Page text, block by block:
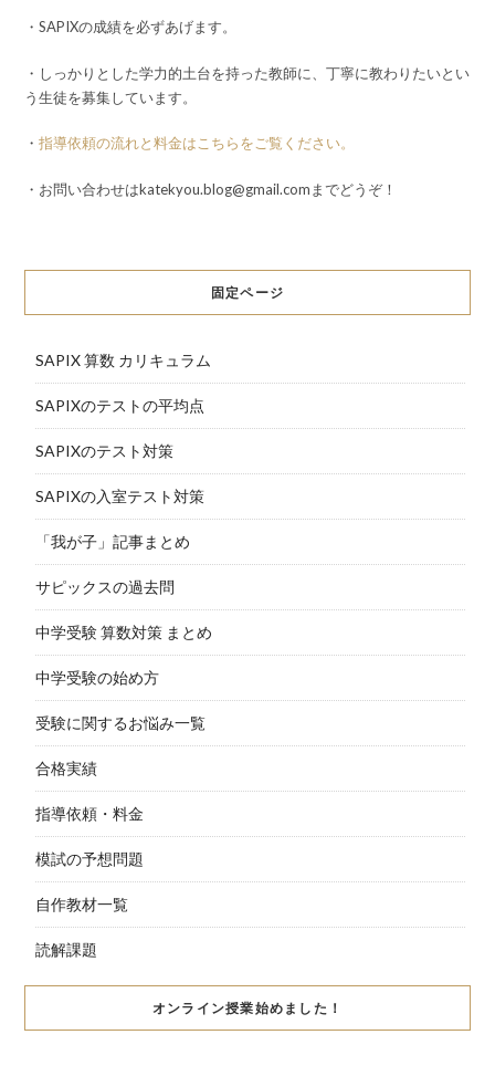
・SAPIXの成績を必ずあげます。
・しっかりとした学力的土台を持った教師に、丁寧に教わりたいとい
う生徒を募集しています。
・ 指導依頼の流れと料金はこちらをご覧ください。
・お問い合わせはkatekyou.blog@gmail.comまでどうぞ！
固定ページ
SAPIX 算数 カリキュラム
SAPIXのテストの平均点
SAPIXのテスト対策
SAPIXの入室テスト対策
「我が子」記事まとめ
サピックスの過去問
中学受験 算数対策 まとめ
中学受験の始め方
受験に関するお悩み一覧
合格実績
指導依頼・料金
模試の予想問題
自作教材一覧
読解課題
オンライン授業始めました！